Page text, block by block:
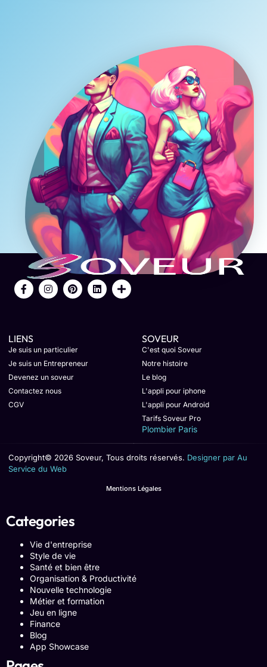
LIENS
Je suis un particulier
Je suis un Entrepreneur
Devenez un soveur
Contactez nous
CGV
SOVEUR
C'est quoi Soveur
Notre histoire
Le blog
L'appli pour iphone
L'appli pour Android
Tarifs Soveur Pro
Plombier Paris
Copyright© 2026 Soveur, Tous droits réservés. Designer par Au
Service du Web
Mentions Légales
Categories
Vie d'entreprise
Style de vie
Santé et bien être
Organisation & Productivité
Nouvelle technologie
Métier et formation
Jeu en ligne
Finance
Blog
App Showcase